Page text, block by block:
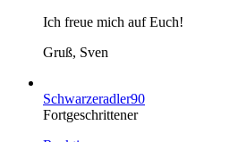
Ich freue mich auf Euch!
Gruß, Sven
Schwarzeradler90
Fortgeschrittener